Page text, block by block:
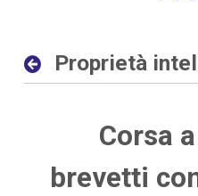
evidenza
Corsa
brevetti